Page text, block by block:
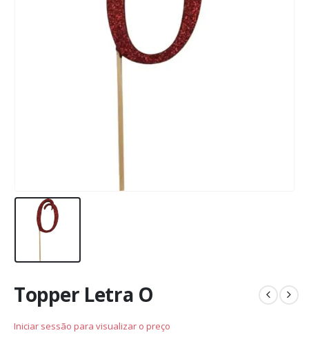
Topper Letra O
Iniciar sessão para visualizar o preço